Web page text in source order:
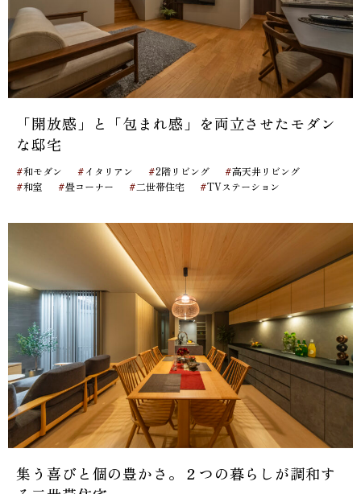
「開放感」と「包まれ感」を両立させたモダン
な邸宅
#和モダン #イタリアン #2階リビング #高天井リビング
#和室 #畳コーナー #二世帯住宅 #TVステーション
集う喜びと個の豊かさ。２つの暮らしが調和す